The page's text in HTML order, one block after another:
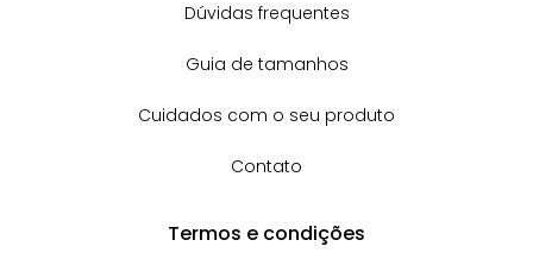
Dúvidas frequentes
Guia de tamanhos
Cuidados com o seu produto
Contato
Termos e condições